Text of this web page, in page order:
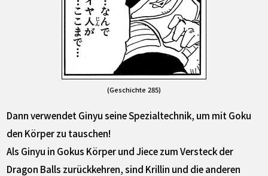
(Geschichte 285)
Dann verwendet Ginyu seine Spezialtechnik, um mit Goku
den Körper zu tauschen!
Als Ginyu in Gokus Körper und Jiece zum Versteck der
Dragon Balls zurückkehren, sind Krillin und die anderen